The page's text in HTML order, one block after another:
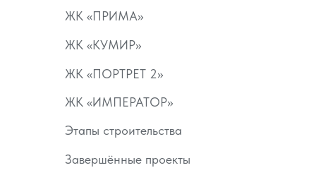
Завершённые проекты
Этапы строительства
ЖК «КУМИР»
ЖК «ПОРТРЕТ 2»
ЖК «ИМПЕРАТОР»
ЖК «ПРИМА»